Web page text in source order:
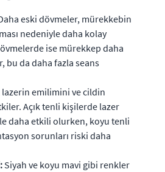
eski dövmeler, mürekkebin
nedeniyle daha kolay
ise mürekkep daha
bu da daha fazla seans
emilimini ve cildin
Açık tenli kişilerde lazer
daha etkili olurken, koyu tenli
sorunları riski daha
Siyah ve koyu mavi gibi renkler